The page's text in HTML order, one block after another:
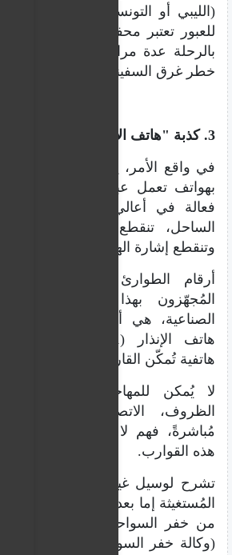
(الليبي أو التونسي). ناهيك عن أن
للعبور تعتبر محفوفة بالمخاطر،
بالرحلة عدة مرات في قوارب
خطر غرق السفينة.
3. كذبة "هاتف الأقمار الصناعية"
في واقع الأمر، يكون بعض
بهواتف تعمل عبر الأقمار
فعالة في أعالي البحار، فبمجرد
الساحل، تنقطع الإشارة في المياه
وتنقطع إشارة الهواتف المحمولة.
أرقام الطوارئ التي يتصل بها
المُجهّزون بهذا النوع من هواتف
هاتفية تُمكّن القارب من الاتصال
لا يُمكن للمهاجرين، تحت
الظروف، الاتصال بسفن الإغاثة
مُباشرةً، فهم لا يملكون أرقام
هذه القوارب.
تشرح لوسيل غينييه "نتدخل
المُستغيثة إما بعد تلقي تنبيه من هاتف
من خفر السواحل الإيطالي، أو
(وكالة خفر السواحل الأوروبية)،